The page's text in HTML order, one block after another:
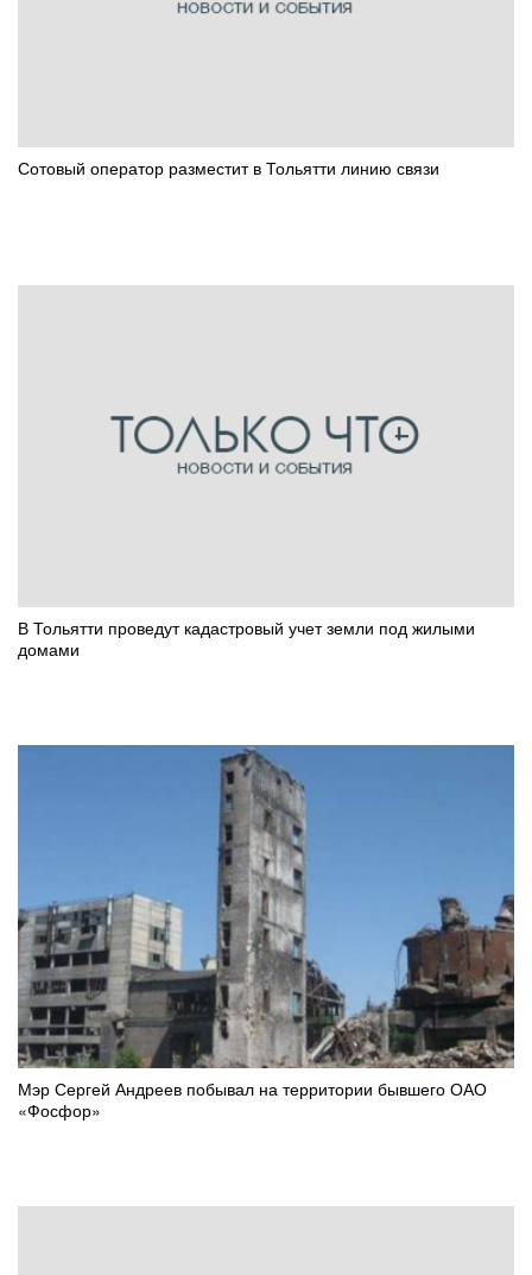
Сотовый оператор разместит в Тольятти линию связи
В Тольятти проведут кадастровый учет земли под жилыми
домами
Мэр Сергей Андреев побывал на территории бывшего ОАО
«Фосфор»